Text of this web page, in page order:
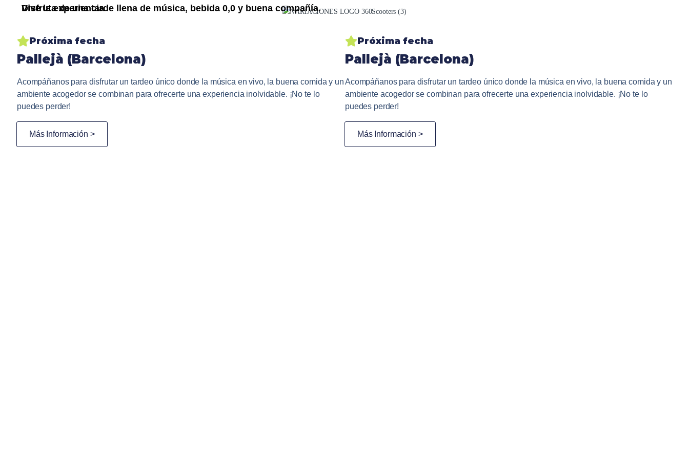
Vive la experiencia
Disfruta de una tarde llena de música, bebida 0,0 y buena compañía.
Próxima fecha
Pallejà (Barcelona)
Acompáñanos para disfrutar un tardeo único donde la música en vivo, la buena comida y un
ambiente acogedor se combinan para ofrecerte una experiencia inolvidable. ¡No te lo
puedes perder!
Más Información >
Próxima fecha
Pallejà (Barcelona)
Acompáñanos para disfrutar un tardeo único donde la música en vivo, la buena comida y un
ambiente acogedor se combinan para ofrecerte una experiencia inolvidable. ¡No te lo
puedes perder!
Más Información >